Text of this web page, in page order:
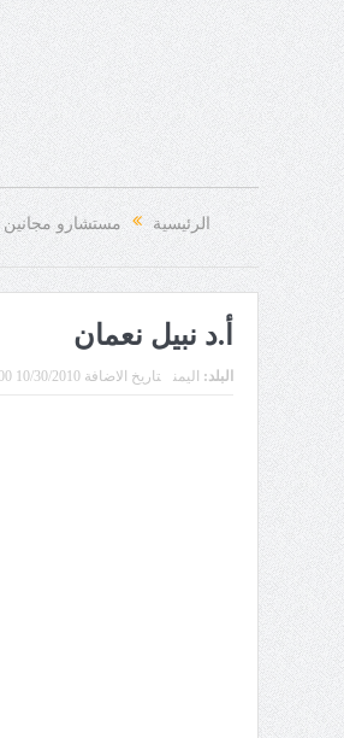
الرئيسية مستشارو مجانين
أ.د نبيل نعمان
البلد: اليمن تاريخ الاضافة 10/30/2010 8:22:00 PM